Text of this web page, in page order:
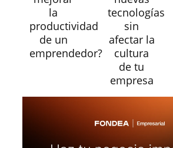
la
productividad
de un
emprendedor?
tecnologías
sin
afectar la
cultura
de tu
empresa